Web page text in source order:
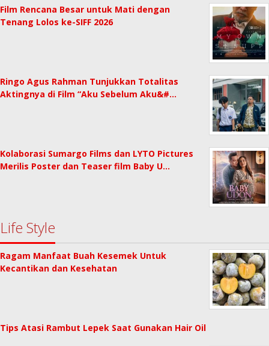
Film Rencana Besar untuk Mati dengan
Tenang Lolos ke-SIFF 2026
Ringo Agus Rahman Tunjukkan Totalitas
Aktingnya di Film “Aku Sebelum Aku&#…
Kolaborasi Sumargo Films dan LYTO Pictures
Merilis Poster dan Teaser film Baby U…
Life Style
Ragam Manfaat Buah Kesemek Untuk
Kecantikan dan Kesehatan
Tips Atasi Rambut Lepek Saat Gunakan Hair Oil